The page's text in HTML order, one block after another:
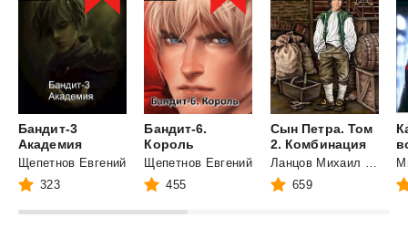
Бандит-3
Академия
Щепетнов Евгений
323
Бандит-6.
Король
Щепетнов Евгений
455
Сын Петра. Том
2. Комбинация
659